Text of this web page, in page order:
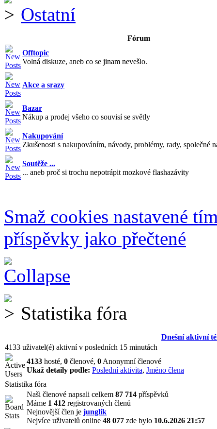
Ostatní
Fórum
Offtopic
Volná diskuze, aneb co se jinam nevešlo.
Akce a srazy
Bazar
Nákup a prodej všeho co souvisí se světly
Nakupování
Zkušenosti s nakupováním, návody, problémy, rady, společné
Soutěže ...
... aneb proč si trochu nepotrápit mozkové flashazávity
Smaž cookies nastavené
příspěvky jako přečtené
Statistika fóra
Dnešní aktivní
4133 uživatel(é) aktivní v posledních 15 minutách
4133 hosté, 0 členové, 0 Anonymní členové
Ukaž detaily podle: Poslední aktivita, Jméno člena
Statistika fóra
Naši členové napsali celkem 87 714 příspěvků
Máme 1 412 registrovaných členů
Nejnovější člen je junglik
Nejvíce uživatelů online 48 077 zde bylo 10.6.2026 21:57